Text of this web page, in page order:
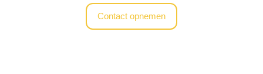
Contact opnemen